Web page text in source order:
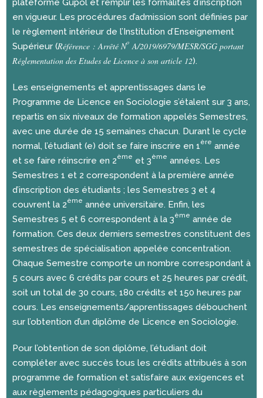
plateforme Gupol et remplir les formalités d’inscription
en vigueur. Les procédures d’admission sont définies par
le règlement intérieur de l’Institution d’Enseignement
Supérieur (Référence : Arrêté No A/2019/6979/MESR/SGG portant
Réglementation des Etudes de Licence à son article 12).
Les enseignements et apprentissages dans le
Programme de Licence en Sociologie s’étalent sur 3 ans,
repartis en six niveaux de formation appelés Semestres,
avec une durée de 15 semaines chacun. Durant le cycle
normal, l’étudiant (e) doit se faire inscrire en 1ère année
et se faire réinscrire en 2ème et 3ème années. Les
Semestres 1 et 2 correspondent à la première année
d’inscription des étudiants ; les Semestres 3 et 4
couvrent la 2ème année universitaire. Enfin, les
Semestres 5 et 6 correspondent à la 3ème année de
formation. Ces deux derniers semestres constituent des
semestres de spécialisation appelée concentration.
Chaque Semestre comporte un nombre correspondant à
5 cours avec 6 crédits par cours et 25 heures par crédit,
soit un total de 30 cours, 180 crédits et 150 heures par
cours. Les enseignements/apprentissages débouchent
sur l’obtention d’un diplôme de Licence en Sociologie.
Pour l’obtention de son diplôme, l’étudiant doit
compléter avec succès tous les crédits attribués à son
programme de formation et satisfaire aux exigences et
aux règlements pédagogiques particuliers du